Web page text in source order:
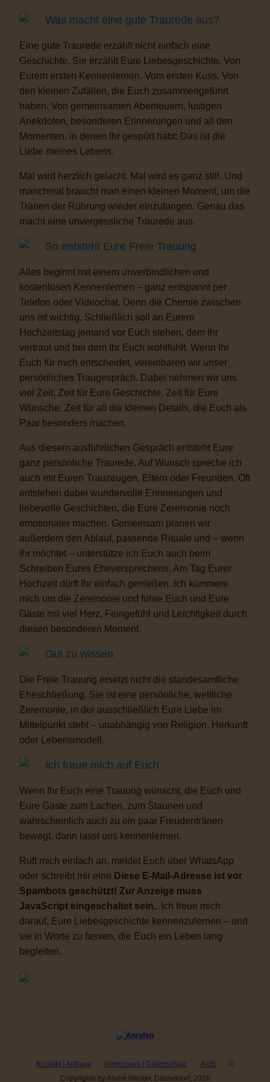
Was macht eine gute Traurede aus?
Eine gute Traurede erzählt nicht einfach eine
Geschichte. Sie erzählt Eure Liebesgeschichte. Von
Eurem ersten Kennenlernen. Vom ersten Kuss. Von
den kleinen Zufällen, die Euch zusammengeführt
haben. Von gemeinsamen Abenteuern, lustigen
Anekdoten, besonderen Erinnerungen und all den
Momenten, in denen Ihr gespürt habt: Das ist die
Liebe meines Lebens.
Mal wird herzlich gelacht. Mal wird es ganz still. Und
manchmal braucht man einen kleinen Moment, um die
Tränen der Rührung wieder einzufangen. Genau das
macht eine unvergessliche Traurede aus.
So entsteht Eure Freie Trauung
Alles beginnt mit einem unverbindlichen und
kostenlosen Kennenlernen – ganz entspannt per
Telefon oder Videochat. Denn die Chemie zwischen
uns ist wichtig. Schließlich soll an Eurem
Hochzeitstag jemand vor Euch stehen, dem Ihr
vertraut und bei dem Ihr Euch wohlfühlt. Wenn Ihr
Euch für mich entscheidet, vereinbaren wir unser
persönliches Traugespräch. Dabei nehmen wir uns
viel Zeit. Zeit für Eure Geschichte. Zeit für Eure
Wünsche. Zeit für all die kleinen Details, die Euch als
Paar besonders machen.
Aus diesem ausführlichen Gespräch entsteht Eure
ganz persönliche Traurede. Auf Wunsch spreche ich
auch mit Euren Trauzeugen, Eltern oder Freunden. Oft
entstehen dabei wundervolle Erinnerungen und
liebevolle Geschichten, die Eure Zeremonie noch
emotionaler machen. Gemeinsam planen wir
außerdem den Ablauf, passende Rituale und – wenn
Ihr möchtet – unterstütze ich Euch auch beim
Schreiben Eures Eheversprechens. Am Tag Eurer
Hochzeit dürft Ihr einfach genießen. Ich kümmere
mich um die Zeremonie und führe Euch und Eure
Gäste mit viel Herz, Feingefühl und Leichtigkeit durch
diesen besonderen Moment.
Gut zu wissen
Die Freie Trauung ersetzt nicht die standesamtliche
Eheschließung. Sie ist eine persönliche, weltliche
Zeremonie, in der ausschließlich Eure Liebe im
Mittelpunkt steht – unabhängig von Religion, Herkunft
oder Lebensmodell.
Ich freue mich auf Euch
Wenn Ihr Euch eine Trauung wünscht, die Euch und
Eure Gäste zum Lachen, zum Staunen und
wahrscheinlich auch zu ein paar Freudentränen
bewegt, dann lasst uns kennenlernen.
Ruft mich einfach an, meldet Euch über WhatsApp
oder schreibt mir eine Diese E-Mail-Adresse ist vor
Spambots geschützt! Zur Anzeige muss
JavaScript eingeschaltet sein.. Ich freue mich
darauf, Eure Liebesgeschichte kennenzulernen – und
sie in Worte zu fassen, die Euch ein Leben lang
begleiten.
Kontakt | Anfrage Impressum | Datenschutz AGB
©
Copyrights by André Wester, Düsseldorf, 2026